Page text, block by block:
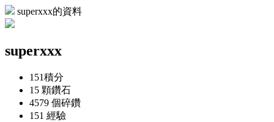
superxxx的資料
superxxx
151積分
15 顆鑽石
4579 個碎鑽
151 經驗